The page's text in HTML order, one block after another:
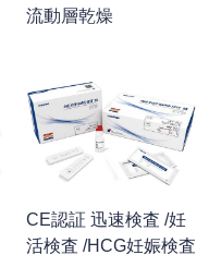
流動層乾燥
CE認証 迅速検査 /妊
活検査 /HCG妊娠検査